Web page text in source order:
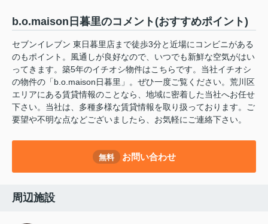
b.o.maison日暮里のコメント(おすすめポイント)
セブンイレブン 東日暮里店まで徒歩3分と近場にコンビニがある
のもポイント。風通しが良好なので、いつでも新鮮な空気がはい
ってきます。築5年のイチオシ物件はこちらです。当社イチオシ
の物件の「b.o.maison日暮里」。ぜひ一度ご覧ください。荒川区
エリアにある賃貸情報のことなら、地域に密着した当社へお任せ
下さい。当社は、多種多様な賃貸情報を取り扱っております。ご
要望や不明な点などございましたら、お気軽にご連絡下さい。
無料 お問い合わせ
周辺施設